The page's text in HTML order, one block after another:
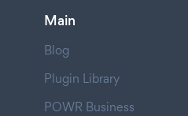
Main
Blog
Plugin Library
POWR Business